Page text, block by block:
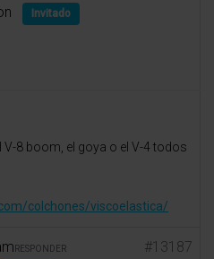
Invitado
V-8 boom, el goya o el V-4 todos
colchones/viscoelastica/
#13187
RESPONDER